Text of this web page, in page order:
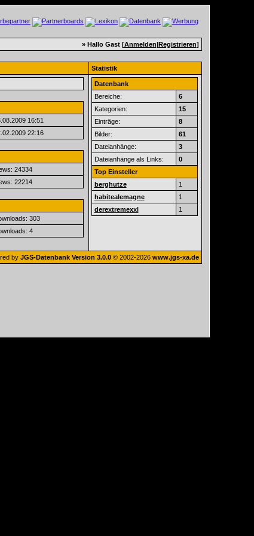
» Hallo Gast [Anmelden|Registrieren]
Statistik
16:51
22:16
24334
22214
303
4
Datenbank
Bereiche:
6
Kategorien:
15
Einträge:
8
Bilder:
61
Dateianhänge:
3
Dateianhänge als Links:
0
Top Einsteller
berghutze
1
habitealemagne
1
derextremexxl
1
by JGS-Datenbank Version 3.0.0© 2002-2026 www.jgs-xa.de